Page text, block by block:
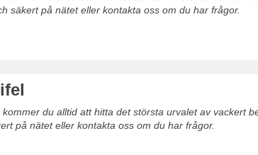
säkert på nätet eller kontakta oss om du har frågor.
du alltid att hitta det största urvalet av vackert
på nätet eller kontakta oss om du har frågor.